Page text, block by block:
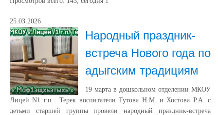
25.03.2026
Народный праздник-
встреча Нового года по
адыгским традициям
19 марта в дошкольном отделении МКОУ
Лицей N1 г.п . Терек воспитатели Тутова Н.М. и Хостова Р.А. с
детьми старшей группы провели народный праздник-встреча